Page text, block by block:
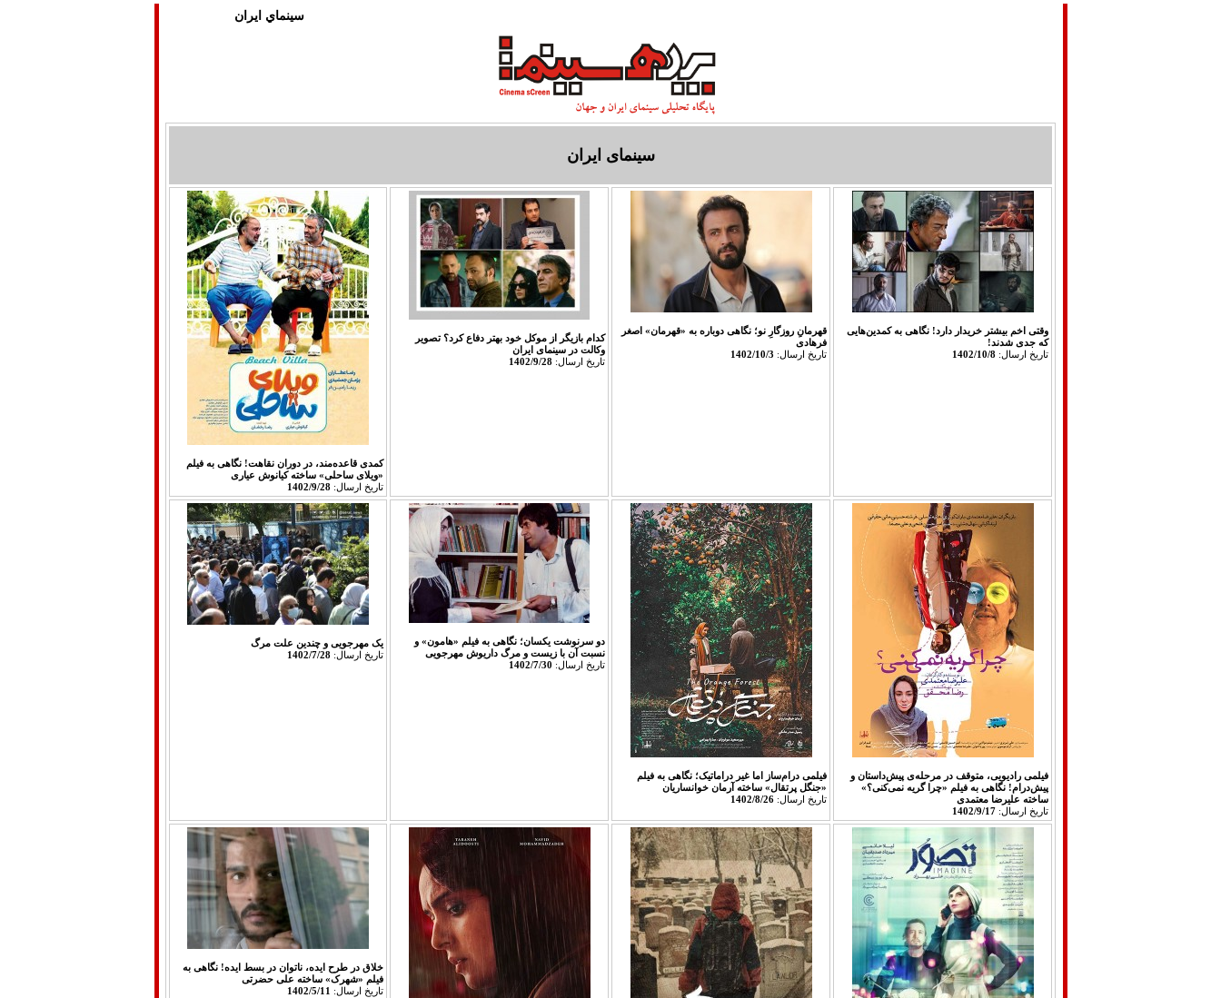
سينماي ايران
سینمای ایران
وقتی اخم‌ بیشتر خریدار دارد! نگاهی به کمدین‌هایی
که جدی شدند!
تاريخ ارسال: 1402/10/8
قهرمانِ روزگارِ نو؛ نگاهی دوباره به «قهرمان» اصغر
فرهادی
تاريخ ارسال: 1402/10/3
کدام بازیگر از موکل خود بهتر دفاع کرد؟ تصویر
وکالت در سینمای ایران
تاريخ ارسال: 1402/9/28
کمدی قاعده‌مند، در دوران نقاهت! نگاهی به فیلم
«ویلای ساحلی» ساخته کیانوش عیاری‎
تاريخ ارسال: 1402/9/28
فیلمی رادیویی، متوقف در مرحله‌ی پیش‌داستان و
پیش‌درام! نگاهی به فیلم «چرا گریه نمی‌کنی؟»
ساخته علیرضا معتمدی‎
تاريخ ارسال: 1402/9/17
فیلمی درام‌ساز اما غیر دراماتیک؛ نگاهی به فیلم
«جنگل پرتقال» ساخته آرمان خوانساریان‎
تاريخ ارسال: 1402/8/26
دو سرنوشت یکسان؛ نگاهی به فیلم «هامون» و
نسبت آن با زیست و مرگ داریوش مهرجویی
تاريخ ارسال: 1402/7/30
یک مهرجویی و چندین علت مرگ
تاريخ ارسال: 1402/7/28
خلاق در طرح ایده، ناتوان در بسط ایده! نگاهی به
فیلم «شهرک» ساخته علی حضرتی‎
تاريخ ارسال: 1402/5/11